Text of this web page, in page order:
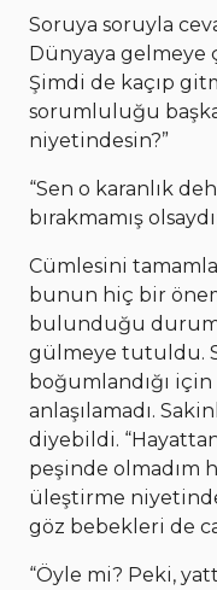
Soruya soruyla
Dünyaya gelmeye
Şimdi de kaçıp
sorumluluğu
niyetindesin?”
“Sen o karanlık
bırakmamış
Cümlesini
bunun hiç bir
bulunduğu durum
gülmeye tutuldu.
boğumlandığı
anlaşılamadı.
diyebildi.
peşinde olmadım
üleştirme
göz bebekleri de
“Öyle mi? Peki,